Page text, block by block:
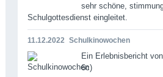
sehr schöne,
Schulgottesdienst eingleitet.
11.12.2022 Schulkinowochen
Ein Erlebnisbericht
6c)